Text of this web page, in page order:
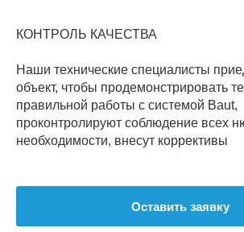
КОНТРОЛЬ КАЧЕСТВА
Наши технические специалисты
объект, чтобы продемонстрировать
правильной работы с системой Baut,
проконтролируют соблюдение всех
необходимости, внесут коррективы
Оставить заявку